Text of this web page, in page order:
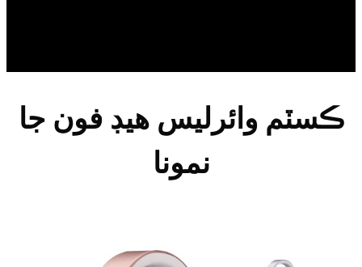
ڪسٽم وائرليس هيڊ فون جا
نمونا